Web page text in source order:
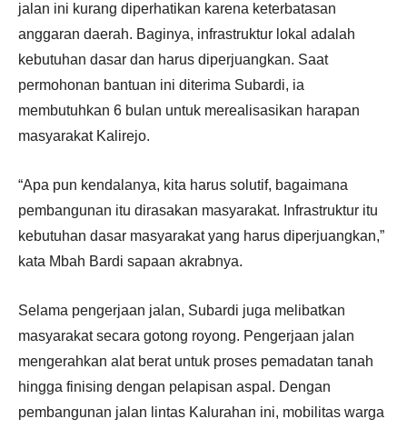
jalan ini kurang diperhatikan karena keterbatasan
anggaran daerah. Baginya, infrastruktur lokal adalah
kebutuhan dasar dan harus diperjuangkan. Saat
permohonan bantuan ini diterima Subardi, ia
membutuhkan 6 bulan untuk merealisasikan harapan
masyarakat Kalirejo.
“Apa pun kendalanya, kita harus solutif, bagaimana
pembangunan itu dirasakan masyarakat. Infrastruktur itu
kebutuhan dasar masyarakat yang harus diperjuangkan,”
kata Mbah Bardi sapaan akrabnya.
Selama pengerjaan jalan, Subardi juga melibatkan
masyarakat secara gotong royong. Pengerjaan jalan
mengerahkan alat berat untuk proses pemadatan tanah
hingga finising dengan pelapisan aspal. Dengan
pembangunan jalan lintas Kalurahan ini, mobilitas warga